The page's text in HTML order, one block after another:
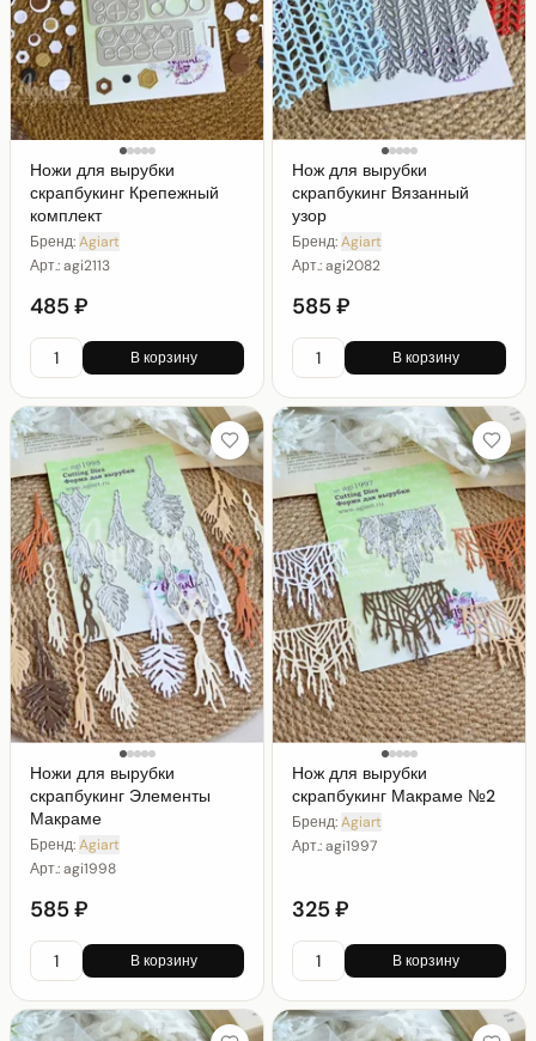
Ножи для вырубки
скрапбукинг Крепежный
комплект
Бренд:Agiart
Арт.:agi2113
485 ₽
В корзину
Нож для вырубки
скрапбукинг Вязанный
узор
Бренд:Agiart
Арт.:agi2082
585 ₽
В корзину
Ножи для вырубки
скрапбукинг Элементы
Макраме
Бренд:Agiart
Арт.:agi1998
585 ₽
В корзину
Нож для вырубки
скрапбукинг Макраме №2
Бренд:Agiart
Арт.:agi1997
325 ₽
В корзину